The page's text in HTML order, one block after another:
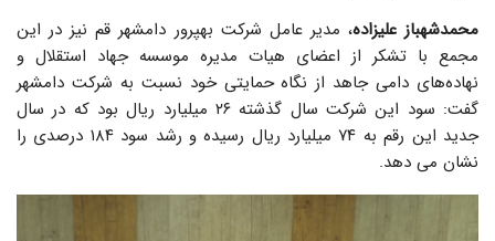
محمدشهباز علیزاده، مدیر عامل شرکت بهپرور دامشهر قم نیز در این
مجمع با تشکر از اعضای هیات مدیره موسسه جهاد استقلال و
نهاده‌های دامی جاهد از نگاه حمایتی خود نسبت به شرکت دامشهر
گفت: سود این شرکت سال گذشته ۲۶ میلیارد ریال بود که در سال
جدید این رقم به ۷۴ میلیارد ریال رسیده و رشد سود ۱۸۴ درصدی را
نشان می دهد.